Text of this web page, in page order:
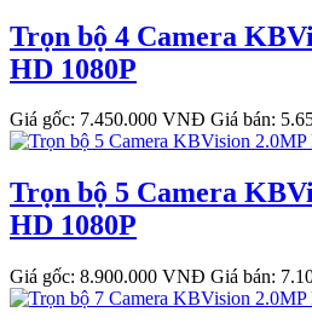
Trọn bộ 4 Camera
HD 1080P
Giá gốc: 7.450.000 VNĐ Giá bán:
Trọn bộ 5 Camera
HD 1080P
Giá gốc: 8.900.000 VNĐ Giá bán: